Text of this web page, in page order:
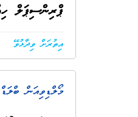
ޕްރިންސިޕަލް
އިތުރަށް ވިދާޅުވޭ
މޯލްޑިވިއަން